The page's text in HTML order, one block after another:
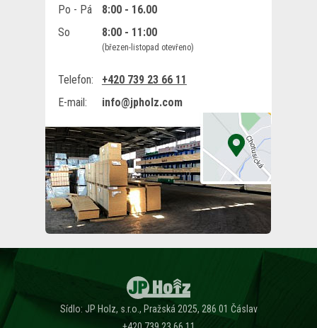
Po - Pá
8:00 - 16.00
So
8:00 - 11:00
(březen-listopad otevřeno)
Telefon:
+420 739 23 66 11
E-mail:
info@jpholz.com
Sídlo: JP Holz, s.r.o., Pražská 2025, 286 01 Čáslav